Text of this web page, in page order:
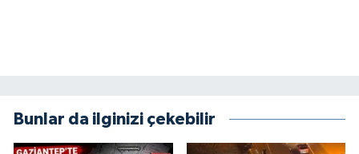
Bunlar da ilginizi çekebilir